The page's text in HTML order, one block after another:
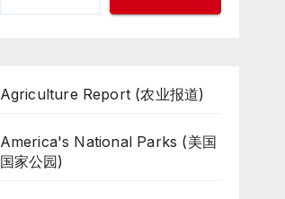
Agriculture Report (农业报道)
America's National Parks (美国
国家公园)